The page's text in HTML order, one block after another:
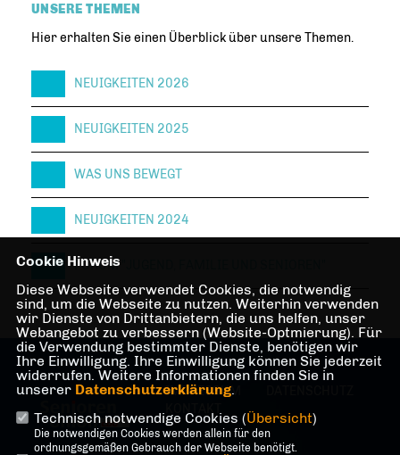
UNSERE THEMEN
Hier erhalten Sie einen Überblick über unsere Themen.
NEUIGKEITEN 2026
NEUIGKEITEN 2025
WAS UNS BEWEGT
NEUIGKEITEN 2024
FORUM "JUGEND, FAMILIE UND SENIOREN"
IMPRESSUM
Cookie Hinweis
Diese Webseite verwendet Cookies, die notwendig
sind, um die Webseite zu nutzen. Weiterhin verwenden
wir Dienste von Drittanbietern, die uns helfen, unser
Webangebot zu verbessern (Website-Optmierung). Für
die Verwendung bestimmter Dienste, benötigen wir
Ihre Einwilligung. Ihre Einwilligung können Sie jederzeit
widerrufen. Weitere Informationen finden Sie in
unserer Datenschutzerklärung.
Technisch notwendige Cookies (Übersicht)
Die notwendigen Cookies werden allein für den
ordnungsgemäßen Gebrauch der Webseite benötigt.